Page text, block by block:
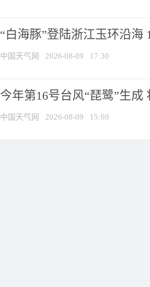
“白海豚”登陆浙江玉环沿海
中国天气网 2026-08-09 17:30
今年第16号台风“琵鹭”生
中国天气网 2026-08-09 15:09